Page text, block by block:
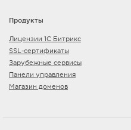
Продукты
Лицензии 1С Битрикс
SSL-сертификаты
Зарубежные сервисы
Панели управления
Магазин доменов